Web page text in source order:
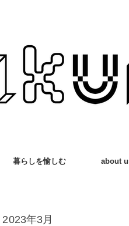
暮らしを愉しむ about
2023年3月